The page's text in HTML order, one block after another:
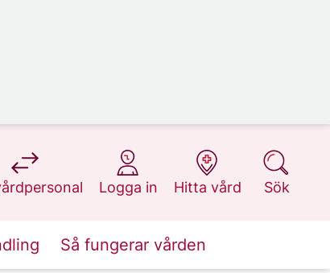
på 1177.se
Logga in
på 1177.se
Hitta vård
på 1177.se
Sök
på 1177.se
Så fungerar vården